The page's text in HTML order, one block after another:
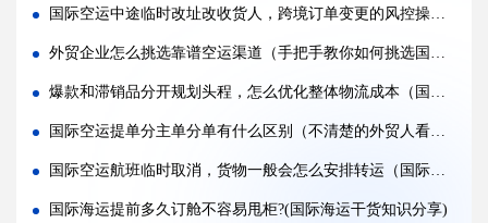
空运标签受潮模糊，货物落地港口还能远程安排重贴标签补救吗?(国际空运干货知识分享)
FBA 热门仓预约紧张，空运落地后怎样加急拖车快速入仓排队?(国际空运干货知识分享)
旺季航空甩货高发，包机、固定舱位、散货仓位抗延误能力差别在哪（国际空运干货知识分享）
地缘冲突航线空运，临时绕飞会产生哪些隐性时长与成本损耗（国际空运干货知识分享）
预清关空运落地依旧被扣，大概率是哪几项前置申报资料出现漏洞（内附规避方案）
空运 HS 编码归类轻微偏差，海关放行后还会追溯回溯征税处罚吗（国际空运干货知识分享）
国际空运中途临时改址改收货人，跨境订单变更的风控操作流程（国际空运干货知识分享）
外贸企业怎么挑选靠谱空运渠道（手把手教你如何挑选国际空运服务）
爆款和滞销品分开规划头程，怎么优化整体物流成本（国际物流干货知识分享）
国际空运提单分主单分单有什么区别（不清楚的外贸人看过来）
国际空运航班临时取消，货物一般会怎么安排转运（国际空运干货知识分享）
国际海运提前多久订舱不容易甩柜?(国际海运干货知识分享)